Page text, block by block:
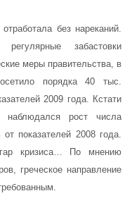
без нареканий.
забастовки
меры правительства, в
порядка 40 тыс.
2009 года. Кстати
наблюдался рост числа
показателей 2008 года.
кризиса… По мнению
греческое направление